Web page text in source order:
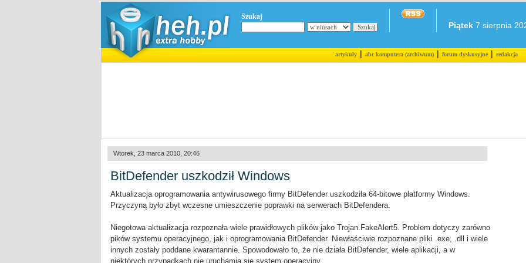
Szukaj
Piątek 7 sierpnia
artykuły|abc komputera (archiwum)|forum dyskusyjne|redakcja
Wtorek, 23 marca 2010, 20:46
BitDefender uszkodził Windows
Aktualizacja oprogramowania antywirusowego firmy BitDefender uszkodziła 64-bitowe platformy Windows.
Przyczyną było zbyt wczesne umieszczenie poprawki na serwerach BitDefendera.
Niegotowa aktualizacja rozpoznała wiele prawidłowych plików jako Trojan.FakeAlert5. Problem dotyczy zarówno
pików systemu operacyjnego, jak i oprogramowania BitDefender. Niewłaściwie rozpoznane pliki .exe, .dll i wiele
innych zostały poddane kwarantannie. Spowodowało to, że nie działa BitDefender, wiele aplikacji, a w
niektórych przypadkach nie uruchamia się system operacyjny.